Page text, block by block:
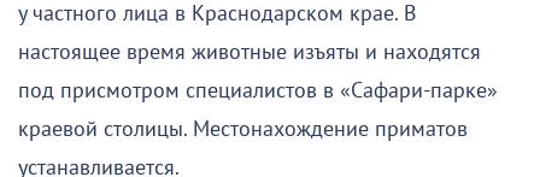
у частного лица в Краснодарском крае. В
настоящее время животные изъяты и находятся
под присмотром специалистов в «Сафари-парке»
краевой столицы. Местонахождение приматов
устанавливается.